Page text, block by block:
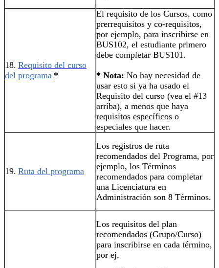
18. Requisito del curso
del programa *
El requisito de los Cursos, como
prerrequisitos y co-requisitos,
por ejemplo, para inscribirse en
BUS102, el estudiante primero
debe completar BUS101.
* Nota: No hay necesidad de
usar esto si ya ha usado el
Requisito del curso (vea el #13
arriba), a menos que haya
requisitos específicos o
especiales que hacer.
19. Ruta del programa
Los registros de ruta
recomendados del Programa, por
ejemplo, los Términos
recomendados para completar
una Licenciatura en
Administración son 8 Términos.
Los requisitos del plan
recomendados‍ (Grupo/Curso)
para inscribirse en cada término,
por ej.